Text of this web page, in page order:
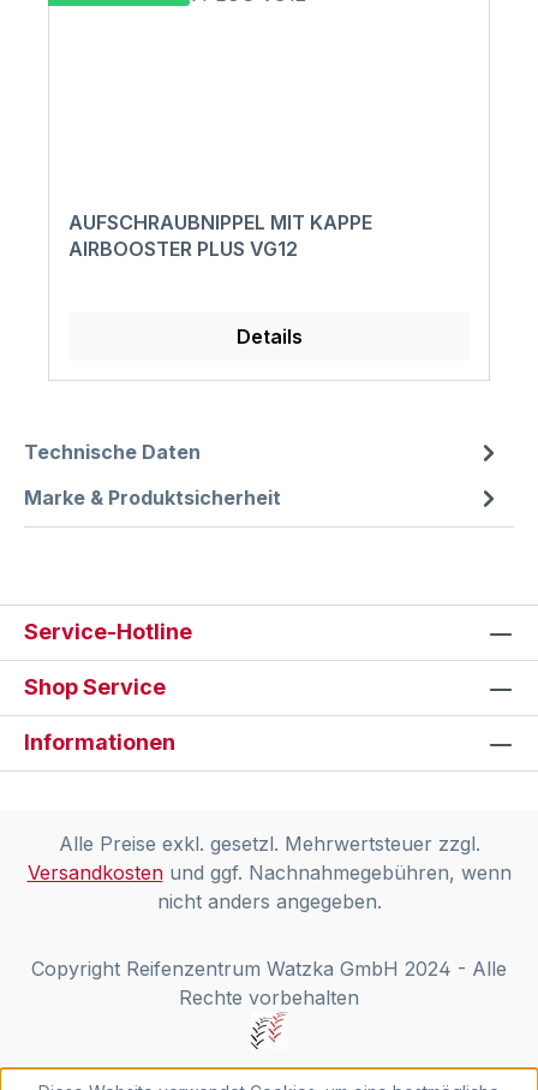
AUFSCHRAUBNIPPEL MIT KAPPE
AIRBOOSTER PLUS VG12
Details
Technische Daten
Marke & Produktsicherheit
Service-Hotline
Shop Service
Informationen
Alle Preise exkl. gesetzl. Mehrwertsteuer zzgl.
Versandkostenund ggf. Nachnahmegebühren, wenn
nicht anders angegeben.
Copyright Reifenzentrum Watzka GmbH 2024 - Alle
Rechte vorbehalten